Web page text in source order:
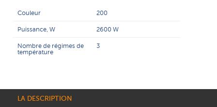
Couleur 200
Puissance, W 2600 W
Nombre de régimes de
température
3
LA DESCRIPTION